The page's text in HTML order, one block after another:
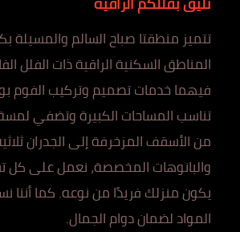
تتميز منطقتا صباح السالم والمسيلة
المناطق السكنية الراقية ذات الفلل
فيهما خدمات تصميم وتركيب الفوم
تناسب المساحات الكبيرة وتضفي
من الأسقف المزخرفة إلى الجدران
والبانوهات المخصصة، نعمل على كل
يكون منزلك فريدًا من نوعه. كما أننا
المواد لضمان دوام الجمال.